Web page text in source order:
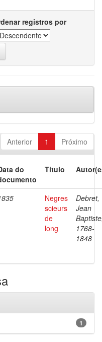
registros por
Anterior 1 Próximo
do
Título
Negres
scieurs
de
long
Debret,
Jean
1768-
1848
1